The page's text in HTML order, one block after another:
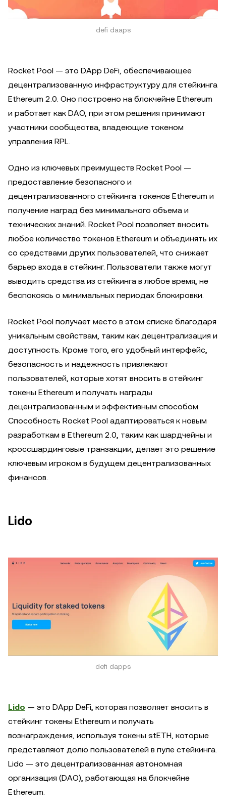
defi daaps
Rocket Pool — это DApp DeFi, обеспечивающее
децентрализованную инфраструктуру для стейкинга
Ethereum 2.0. Оно построено на блокчейне Ethereum
и работает как DAO, при этом решения принимают
участники сообщества, владеющие токеном
управления RPL.
Одно из ключевых преимуществ Rocket Pool —
предоставление безопасного и
децентрализованного стейкинга токенов Ethereum и
получение наград без минимального объема и
технических знаний. Rocket Pool позволяет вносить
любое количество токенов Ethereum и объединять их
со средствами других пользователей, что снижает
барьер входа в стейкинг. Пользователи также могут
выводить средства из стейкинга в любое время, не
беспокоясь о минимальных периодах блокировки.
Rocket Pool получает место в этом списке благодаря
уникальным свойствам, таким как децентрализация и
доступность. Кроме того, его удобный интерфейс,
безопасность и надежность привлекают
пользователей, которые хотят вносить в стейкинг
токены Ethereum и получать награды
децентрализованным и эффективным способом.
Способность Rocket Pool адаптироваться к новым
разработкам в Ethereum 2.0, таким как шардчейны и
кроссшардинговые транзакции, делает это решение
ключевым игроком в будущем децентрализованных
финансов.
Lido
defi dapps
Lido — это DApp DeFi, которая позволяет вносить в
стейкинг токены Ethereum и получать
вознаграждения, используя токены stETH, которые
представляют долю пользователей в пуле стейкинга.
Lido — это децентрализованная автономная
организация (DAO), работающая на блокчейне
Ethereum.